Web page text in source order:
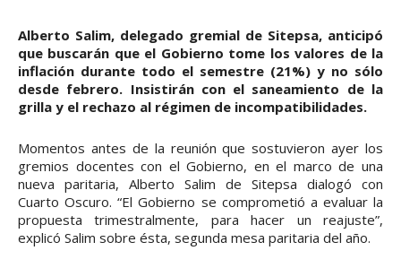
Alberto Salim, delegado gremial de Sitepsa, anticipó
que buscarán que el Gobierno tome los valores de la
inflación durante todo el semestre (21%) y no sólo
desde febrero. Insistirán con el saneamiento de la
grilla y el rechazo al régimen de incompatibilidades.
Momentos antes de la reunión que sostuvieron ayer los
gremios docentes con el Gobierno, en el marco de una
nueva paritaria, Alberto Salim de Sitepsa dialogó con
Cuarto Oscuro. “El Gobierno se comprometió a evaluar la
propuesta trimestralmente, para hacer un reajuste”,
explicó Salim sobre ésta, segunda mesa paritaria del año.